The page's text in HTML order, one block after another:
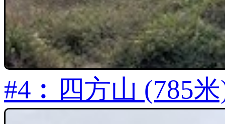
#4︰四方山 (785